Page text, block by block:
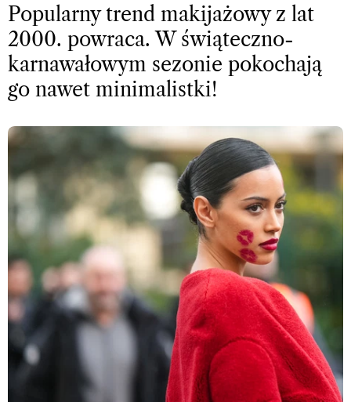
Popularny trend makijażowy z lat
2000. powraca. W świąteczno-
karnawałowym sezonie pokochają
go nawet minimalistki!